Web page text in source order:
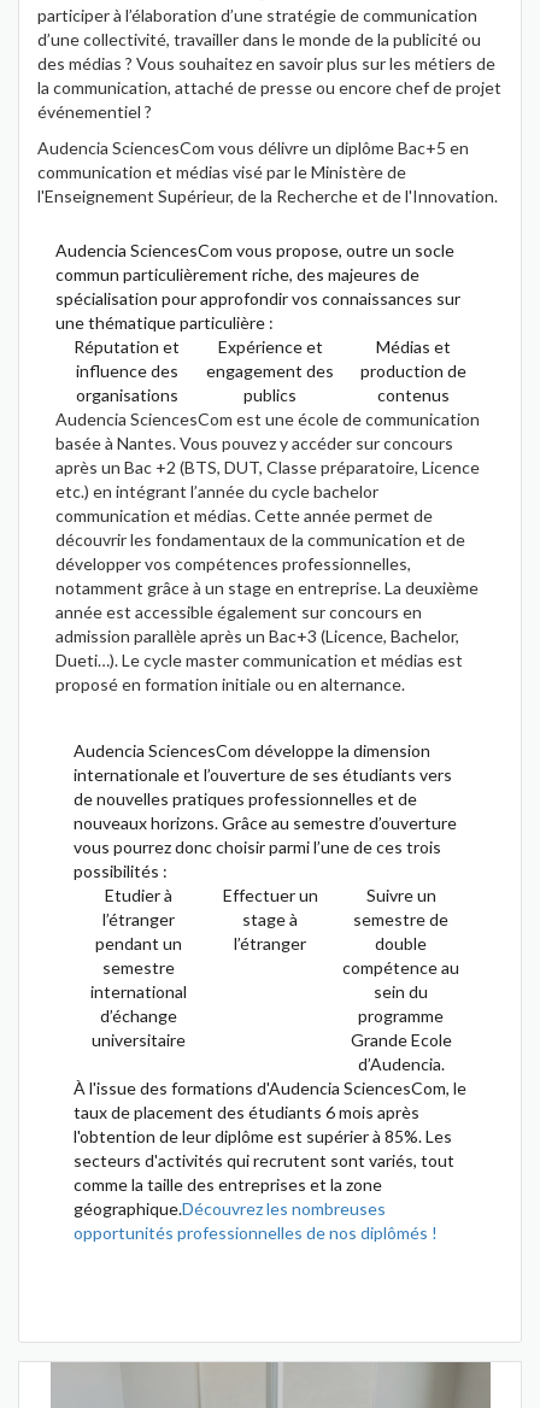
participer à l’élaboration d’une stratégie de communication
d’une collectivité, travailler dans le monde de la publicité ou
des médias ? Vous souhaitez en savoir plus sur les métiers de
la communication, attaché de presse ou encore chef de projet
événementiel ?
Audencia SciencesCom vous délivre un diplôme Bac+5 en
communication et médias visé par le Ministère de
l'Enseignement Supérieur, de la Recherche et de l'Innovation.
Audencia SciencesCom vous propose, outre un socle
commun particulièrement riche, des majeures de
spécialisation pour approfondir vos connaissances sur
une thématique particulière :
Réputation et
influence des
organisations
Expérience et
engagement des
publics
Médias et
production de
contenus
Audencia SciencesCom est une école de communication
basée à Nantes. Vous pouvez y accéder sur concours
après un Bac +2 (BTS, DUT, Classe préparatoire, Licence
etc.) en intégrant l’année du cycle bachelor
communication et médias. Cette année permet de
découvrir les fondamentaux de la communication et de
développer vos compétences professionnelles,
notamment grâce à un stage en entreprise. La deuxième
année est accessible également sur concours en
admission parallèle après un Bac+3 (Licence, Bachelor,
Dueti…). Le cycle master communication et médias est
proposé en formation initiale ou en alternance.
Audencia SciencesCom développe la dimension
internationale et l’ouverture de ses étudiants vers
de nouvelles pratiques professionnelles et de
nouveaux horizons. Grâce au semestre d’ouverture
vous pourrez donc choisir parmi l’une de ces trois
possibilités :
Etudier à
l’étranger
pendant un
semestre
international
d’échange
universitaire
Effectuer un
stage à
l’étranger
Suivre un
semestre de
double
compétence au
sein du
programme
Grande Ecole
d’Audencia.
À l'issue des formations d'Audencia SciencesCom, le
taux de placement des étudiants 6 mois après
l'obtention de leur diplôme est supérier à 85%. Les
secteurs d'activités qui recrutent sont variés, tout
comme la taille des entreprises et la zone
géographique.Découvrez les nombreuses
opportunités professionnelles de nos diplômés !